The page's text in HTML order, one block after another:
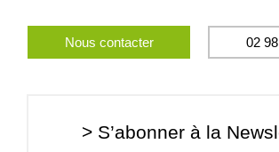
Nous contacter 02
> S’abonner à la